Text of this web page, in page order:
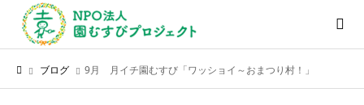
ブログ 9月 月イチ園むすび「ワッショイ～おまつり村！」